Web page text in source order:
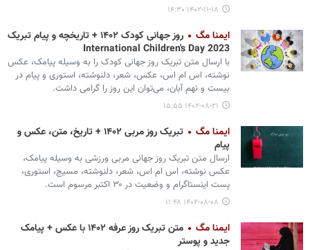
۱۴۰۲-۱۱-۱۸ ۱۴:۳۰
ایمنا مگ
روز جهانی کودک ۱۴۰۲ + تاریخچه و پیام تبریک
2023 International Children's Day
با ارسال متن تبریک روز جهانی کودک را به وسیله پیامک، عکس
نوشته، اس ام اس، عکس، شعر، دلنوشته، استوری و پیام در
بیست و نهم آبان، می‌توان این روز را گرامی داشت.
۱۴۰۲-۰۸-۲۱ ۱۵:۵۵
ایمنا مگ
تبریک روز مربی ۱۴۰۲ + تاریخ، متن، عکس و
پیام
ارسال متن تبریک روز جهانی مربی ورزشی به وسیله پیامک،
عکس نوشته، اس ام اس، شعر، دلنوشته، مسیج، استوری،
پست اینستاگرام و وضعیت در ۳۰ اکتبر مرسوم است.
۱۴۰۲-۰۸-۰۸ ۱۱:۴۸
ایمنا مگ
متن تبریک روز عرفه ۱۴۰۲ با عکس + پیامک
جدید و پوستر